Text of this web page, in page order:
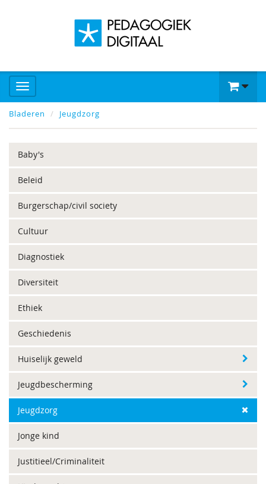
Bladeren Jeugdzorg
Baby's
Beleid
Burgerschap/civil society
Cultuur
Diagnostiek
Diversiteit
Ethiek
Geschiedenis
Huiselijk geweld
Jeugdbescherming
Jeugdzorg
Jonge kind
Justitieel/Criminaliteit